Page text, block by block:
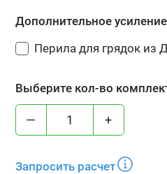
Дополнительное
Перила для грядок из
Выберите кол-во
— +
Запросить расчет